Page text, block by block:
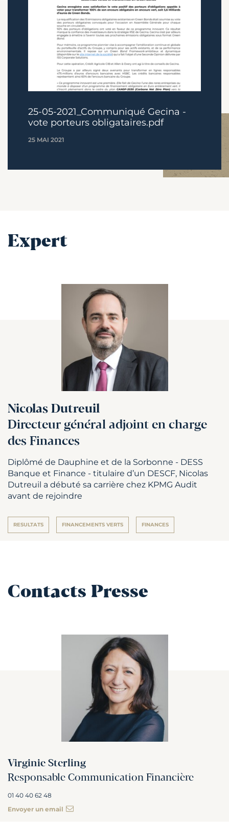
25-05-2021_Communiqué Gecina -
vote porteurs obligataires.pdf
25 MAI 2021
Expert
Nicolas Dutreuil
Directeur général adjoint en charge
des Finances
Diplômé de Dauphine et de la Sorbonne - DESS
Banque et Finance - titulaire d’un DESCF, Nicolas
Dutreuil a débuté sa carrière chez KPMG Audit
avant de rejoindre
RESULTATS FINANCEMENTS VERTS FINANCES
Contacts Presse
Virginie Sterling
Responsable Communication Financière
01 40 40 62 48
Envoyer un email